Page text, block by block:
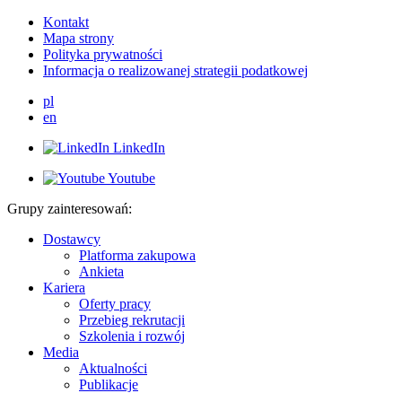
Kontakt
Mapa strony
Polityka prywatności
Informacja o realizowanej strategii podatkowej
pl
en
LinkedIn
Youtube
Grupy zainteresowań:
Dostawcy
Platforma zakupowa
Ankieta
Kariera
Oferty pracy
Przebieg rekrutacji
Szkolenia i rozwój
Media
Aktualności
Publikacje